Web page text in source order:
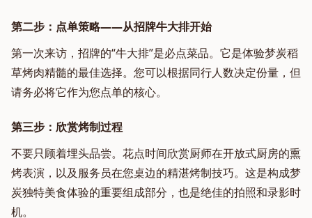
第二步：点单策略——从招牌牛大排开始
第一次来访，招牌的“牛大排”是必点菜品。它是体验梦炭稻
草烤肉精髓的最佳选择。您可以根据同行人数决定份量，但
请务必将它作为您点单的核心。
第三步：欣赏烤制过程
不要只顾着埋头品尝。花点时间欣赏厨师在开放式厨房的熏
烤表演，以及服务员在您桌边的精湛烤制技巧。这是构成梦
炭独特美食体验的重要组成部分，也是绝佳的拍照和录影时
机。